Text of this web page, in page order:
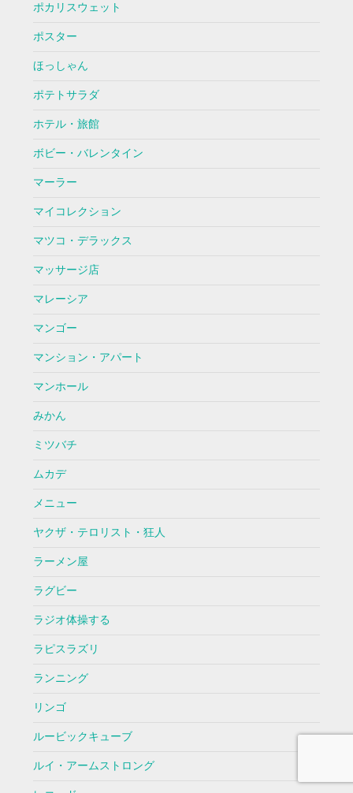
ポカリスウェット
ポスター
ほっしゃん
ポテトサラダ
ホテル・旅館
ボビー・バレンタイン
マーラー
マイコレクション
マツコ・デラックス
マッサージ店
マレーシア
マンゴー
マンション・アパート
マンホール
みかん
ミツバチ
ムカデ
メニュー
ヤクザ・テロリスト・狂人
ラーメン屋
ラグビー
ラジオ体操する
ラピスラズリ
ランニング
リンゴ
ルービックキューブ
ルイ・アームストロング